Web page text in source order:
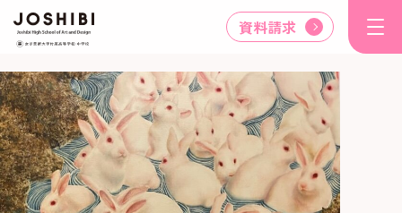
資料請求